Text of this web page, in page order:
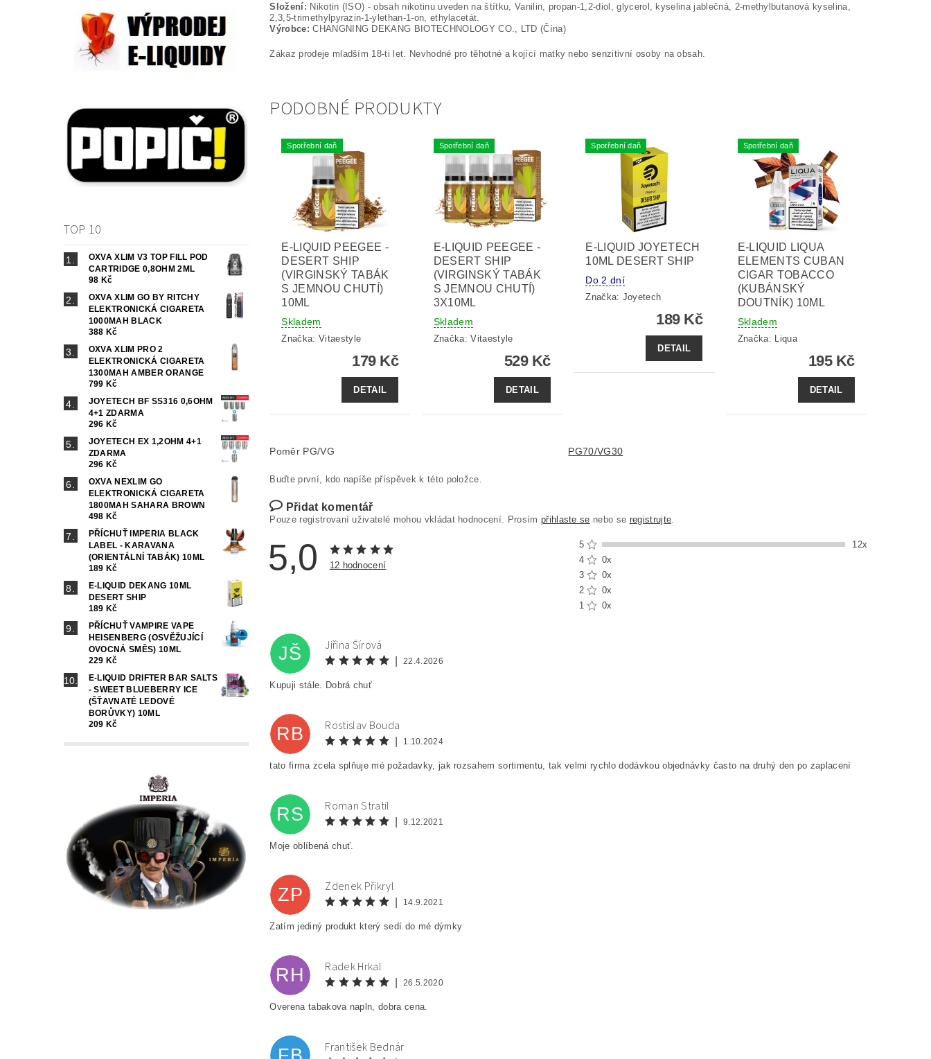
TOP 10
OXVA XLIM V3 TOP FILL POD
CARTRIDGE 0,8OHM 2ML
98 Kč
OXVA XLIM GO BY RITCHY
ELEKTRONICKÁ CIGARETA
1000MAH BLACK
388 Kč
OXVA XLIM PRO 2
ELEKTRONICKÁ CIGARETA
1300MAH AMBER ORANGE
799 Kč
JOYETECH BF SS316 0,6OHM
4+1 ZDARMA
296 Kč
JOYETECH EX 1,2OHM 4+1
ZDARMA
296 Kč
OXVA NEXLIM GO
ELEKTRONICKÁ CIGARETA
1800MAH SAHARA BROWN
498 Kč
PŘÍCHUŤ IMPERIA BLACK
LABEL - KARAVANA
(ORIENTÁLNÍ TABÁK) 10ML
189 Kč
E-LIQUID DEKANG 10ML
DESERT SHIP
189 Kč
PŘÍCHUŤ VAMPIRE VAPE
HEISENBERG (OSVĚŽUJÍCÍ
OVOCNÁ SMĚS) 10ML
229 Kč
E-LIQUID DRIFTER BAR SALTS
- SWEET BLUEBERRY ICE
(ŠŤAVNATÉ LEDOVÉ
BORŮVKY) 10ML
209 Kč
Složení: Nikotin (ISO) - obsah nikotinu uveden na štítku, Vanilin, propan-1,2-diol, glycerol, kyselina jablečná, 2-methylbutanová kyselina,
2,3,5-trimethylpyrazin-1-ylethan-1-on, ethylacetát.
Výrobce: CHANGNING DEKANG BIOTECHNOLOGY CO., LTD (Čína)
Zákaz prodeje mladším 18-ti let. Nevhodné pro těhotné a kojící matky nebo senzitivní osoby na obsah.
PODOBNÉ PRODUKTY
Spotřební daň
E-LIQUID PEEGEE -
DESERT SHIP
(VIRGINSKÝ TABÁK
S JEMNOU CHUTÍ)
10ML
Skladem
Značka: Vitaestyle
179 Kč
DETAIL
Spotřební daň
E-LIQUID PEEGEE -
DESERT SHIP
(VIRGINSKÝ TABÁK
S JEMNOU CHUTÍ)
3X10ML
Skladem
Značka:Vitaestyle
529 Kč
DETAIL
Spotřební daň
E-LIQUID JOYETECH
10ML DESERT SHIP
Do 2 dní
Značka: Joyetech
189 Kč
DETAIL
Spotřební daň
E-LIQUID LIQUA
ELEMENTS CUBAN
CIGAR TOBACCO
(KUBÁNSKÝ
DOUTNÍK) 10ML
Skladem
Značka: Liqua
195 Kč
DETAIL
Poměr PG/VG PG70/VG30
Buďte první, kdo napíše příspěvek k této položce.
Přidat komentář
Pouze registrovaní uživatelé mohou vkládat hodnocení. Prosím přihlaste se nebo se registrujte
5,0 12 hodnocení
5
12x
4
0x
3
0x
2
0x
1
0x
JŠ Jiřina Šírová
22.4.2026
Kupuji stále. Dobrá chuť
RB Rostislav Bouda
1.10.2024
tato firma zcela splňuje mé požadavky, jak rozsahem sortimentu, tak velmi rychlo dodávkou objednávky často na druhý den po zaplacení
RS Roman Stratil
9.12.2021
Moje oblíbená chuť.
ZP Zdenek Přikryl
14.9.2021
Zatím jediný produkt který sedí do mé dýmky
RH Radek Hrkal
26.5.2020
Overena tabakova napln, dobra cena.
František Bednár